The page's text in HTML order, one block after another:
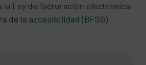
la Ley de facturación electrónica
de la accesibilidad (BFSG).